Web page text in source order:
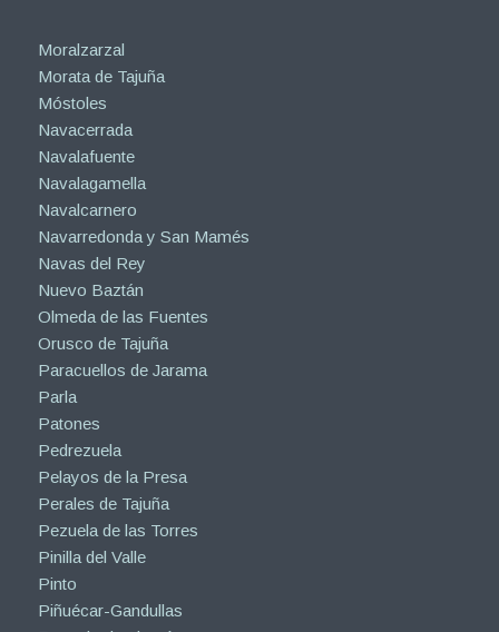
Moralzarzal
Morata de Tajuña
Móstoles
Navacerrada
Navalafuente
Navalagamella
Navalcarnero
Navarredonda y San Mamés
Navas del Rey
Nuevo Baztán
Olmeda de las Fuentes
Orusco de Tajuña
Paracuellos de Jarama
Parla
Patones
Pedrezuela
Pelayos de la Presa
Perales de Tajuña
Pezuela de las Torres
Pinilla del Valle
Pinto
Piñuécar-Gandullas